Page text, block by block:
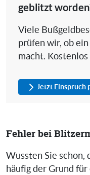
geblitzt
Viele
prüfen wir, ob
macht.
Jetzt Einspruch
Fehler bei
Wussten Sie schon,
häufig der Grund